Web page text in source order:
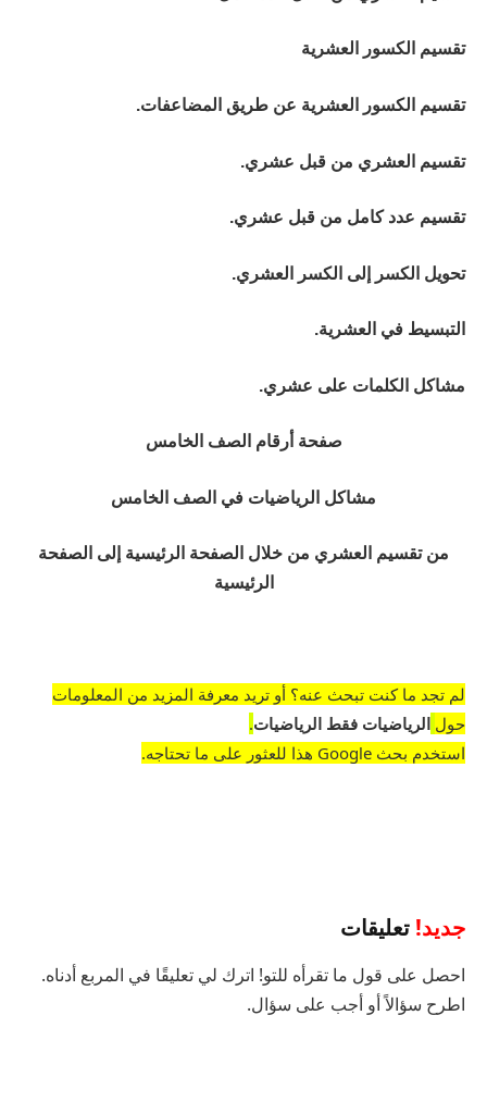
تقسيم الكسور العشرية
تقسيم الكسور العشرية عن طريق المضاعفات.
تقسيم العشري من قبل عشري.
تقسيم عدد كامل من قبل عشري.
تحويل الكسر إلى الكسر العشري.
التبسيط في العشرية.
مشاكل الكلمات على عشري.
صفحة أرقام الصف الخامس
مشاكل الرياضيات في الصف الخامس
من تقسيم العشري من خلال الصفحة الرئيسية إلى الصفحة
الرئيسية
لم تجد ما كنت تبحث عنه؟ أو تريد معرفة المزيد من المعلومات
حول الرياضيات فقط الرياضيات.
استخدم بحث Google هذا للعثور على ما تحتاجه.
جديد! تعليقات
احصل على قول ما تقرأه للتو! اترك لي تعليقًا في المربع أدناه.
اطرح سؤالاً أو أجب على سؤال.